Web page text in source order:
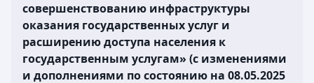
совершенствованию инфраструктуры
оказания государственных услуг и
расширению доступа населения к
государственным услугам» (с изменениями
и дополнениями по состоянию на 08.05.2025